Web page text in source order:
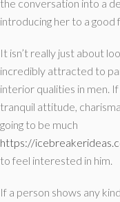
the conversation into a
introducing her to a good
It isn’t really just about
incredibly attracted to
interior qualities in men.
tranquil attitude,
going to be much
https://
to feel interested in him.
If a person shows any